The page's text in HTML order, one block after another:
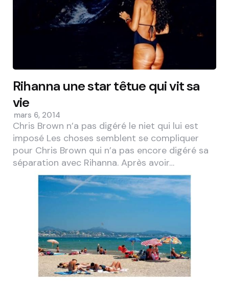
Rihanna une star têtue qui vit sa
vie
mars 6, 2014
Chris Brown n’a pas digéré le niet qui lui est
imposé Les choses semblent se compliquer
pour Chris Brown qui n’a pas encore digéré sa
séparation avec Rihanna. Après avoir…